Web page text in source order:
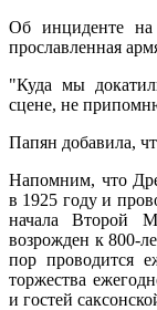
Об инциденте на
прославленная
"Куда мы
сцене, не
Папян добавила,
Напомним, что
в 1925 году и
начала Второй
возрожден к 800-
пор проводится
торжества
и гостей